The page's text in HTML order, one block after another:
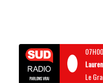
07H00
Le